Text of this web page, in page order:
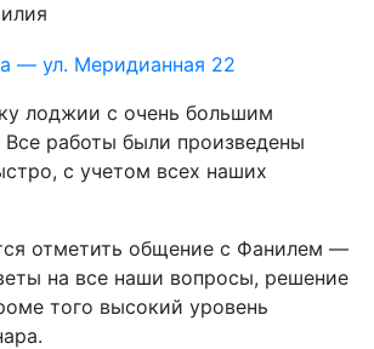
лоджии с очень большим
работы были произведены
с учетом всех наших
отметить общение с Фанилем —
на все наши вопросы, решение
того высокий уровень